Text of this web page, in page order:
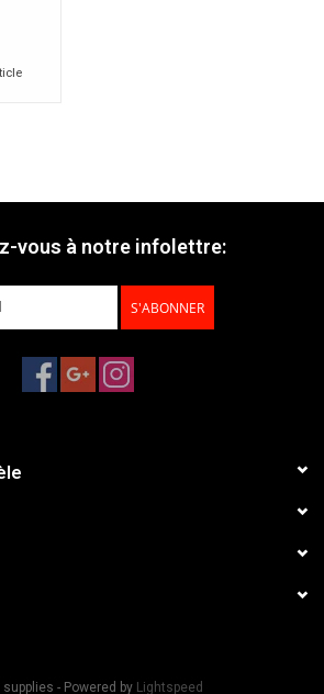
vous à notre infolettre:
S'ABONNER
- Powered by Lightspeed